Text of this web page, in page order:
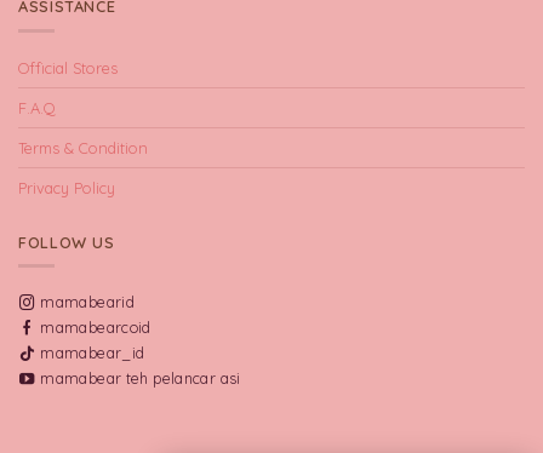
ASSISTANCE
Official Stores
F.A.Q
Terms & Condition
Privacy Policy
FOLLOW US
mamabearid
mamabearcoid
mamabear_id
mamabear teh pelancar asi